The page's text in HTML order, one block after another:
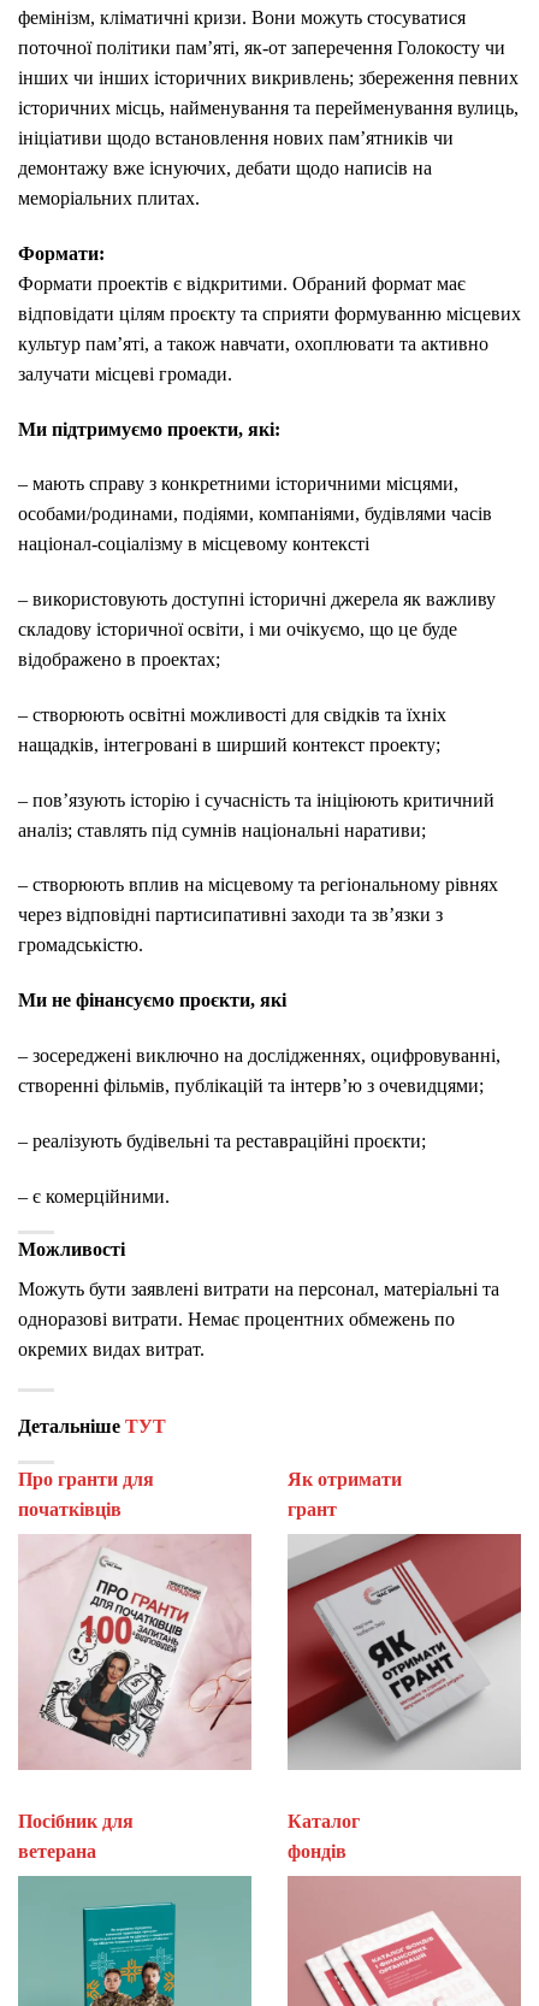
фемінізм, кліматичні кризи. Вони можуть стосуватися
поточної політики пам’яті, як-от заперечення Голокосту чи
інших чи інших історичних викривлень; збереження певних
історичних місць, найменування та перейменування вулиць,
ініціативи щодо встановлення нових пам’ятників чи
демонтажу вже існуючих, дебати щодо написів на
меморіальних плитах.
Формати:
Формати проектів є відкритими. Обраний формат має
відповідати цілям проєкту та сприяти формуванню місцевих
культур пам’яті, а також навчати, охоплювати та активно
залучати місцеві громади.
Ми підтримуємо проекти, які:
– мають справу з конкретними історичними місцями,
особами/родинами, подіями, компаніями, будівлями часів
націонал-соціалізму в місцевому контексті
– використовують доступні історичні джерела як важливу
складову історичної освіти, і ми очікуємо, що це буде
відображено в проектах;
– створюють освітні можливості для свідків та їхніх
нащадків, інтегровані в ширший контекст проекту;
– пов’язують історію і сучасність та ініціюють критичний
аналіз; ставлять під сумнів національні наративи;
– створюють вплив на місцевому та регіональному рівнях
через відповідні партисипативні заходи та зв’язки з
громадськістю.
Ми не фінансуємо проєкти, які
– зосереджені виключно на дослідженнях, оцифровуванні,
створенні фільмів, публікацій та інтерв’ю з очевидцями;
– реалізують будівельні та реставраційні проєкти;
– є комерційними.
Можливості
Можуть бути заявлені витрати на персонал, матеріальні та
одноразові витрати. Немає процентних обмежень по
окремих видах витрат.
Детальніше ТУТ
Про гранти для
початківців
Як отримати
Посібник для
ветерана
Каталог